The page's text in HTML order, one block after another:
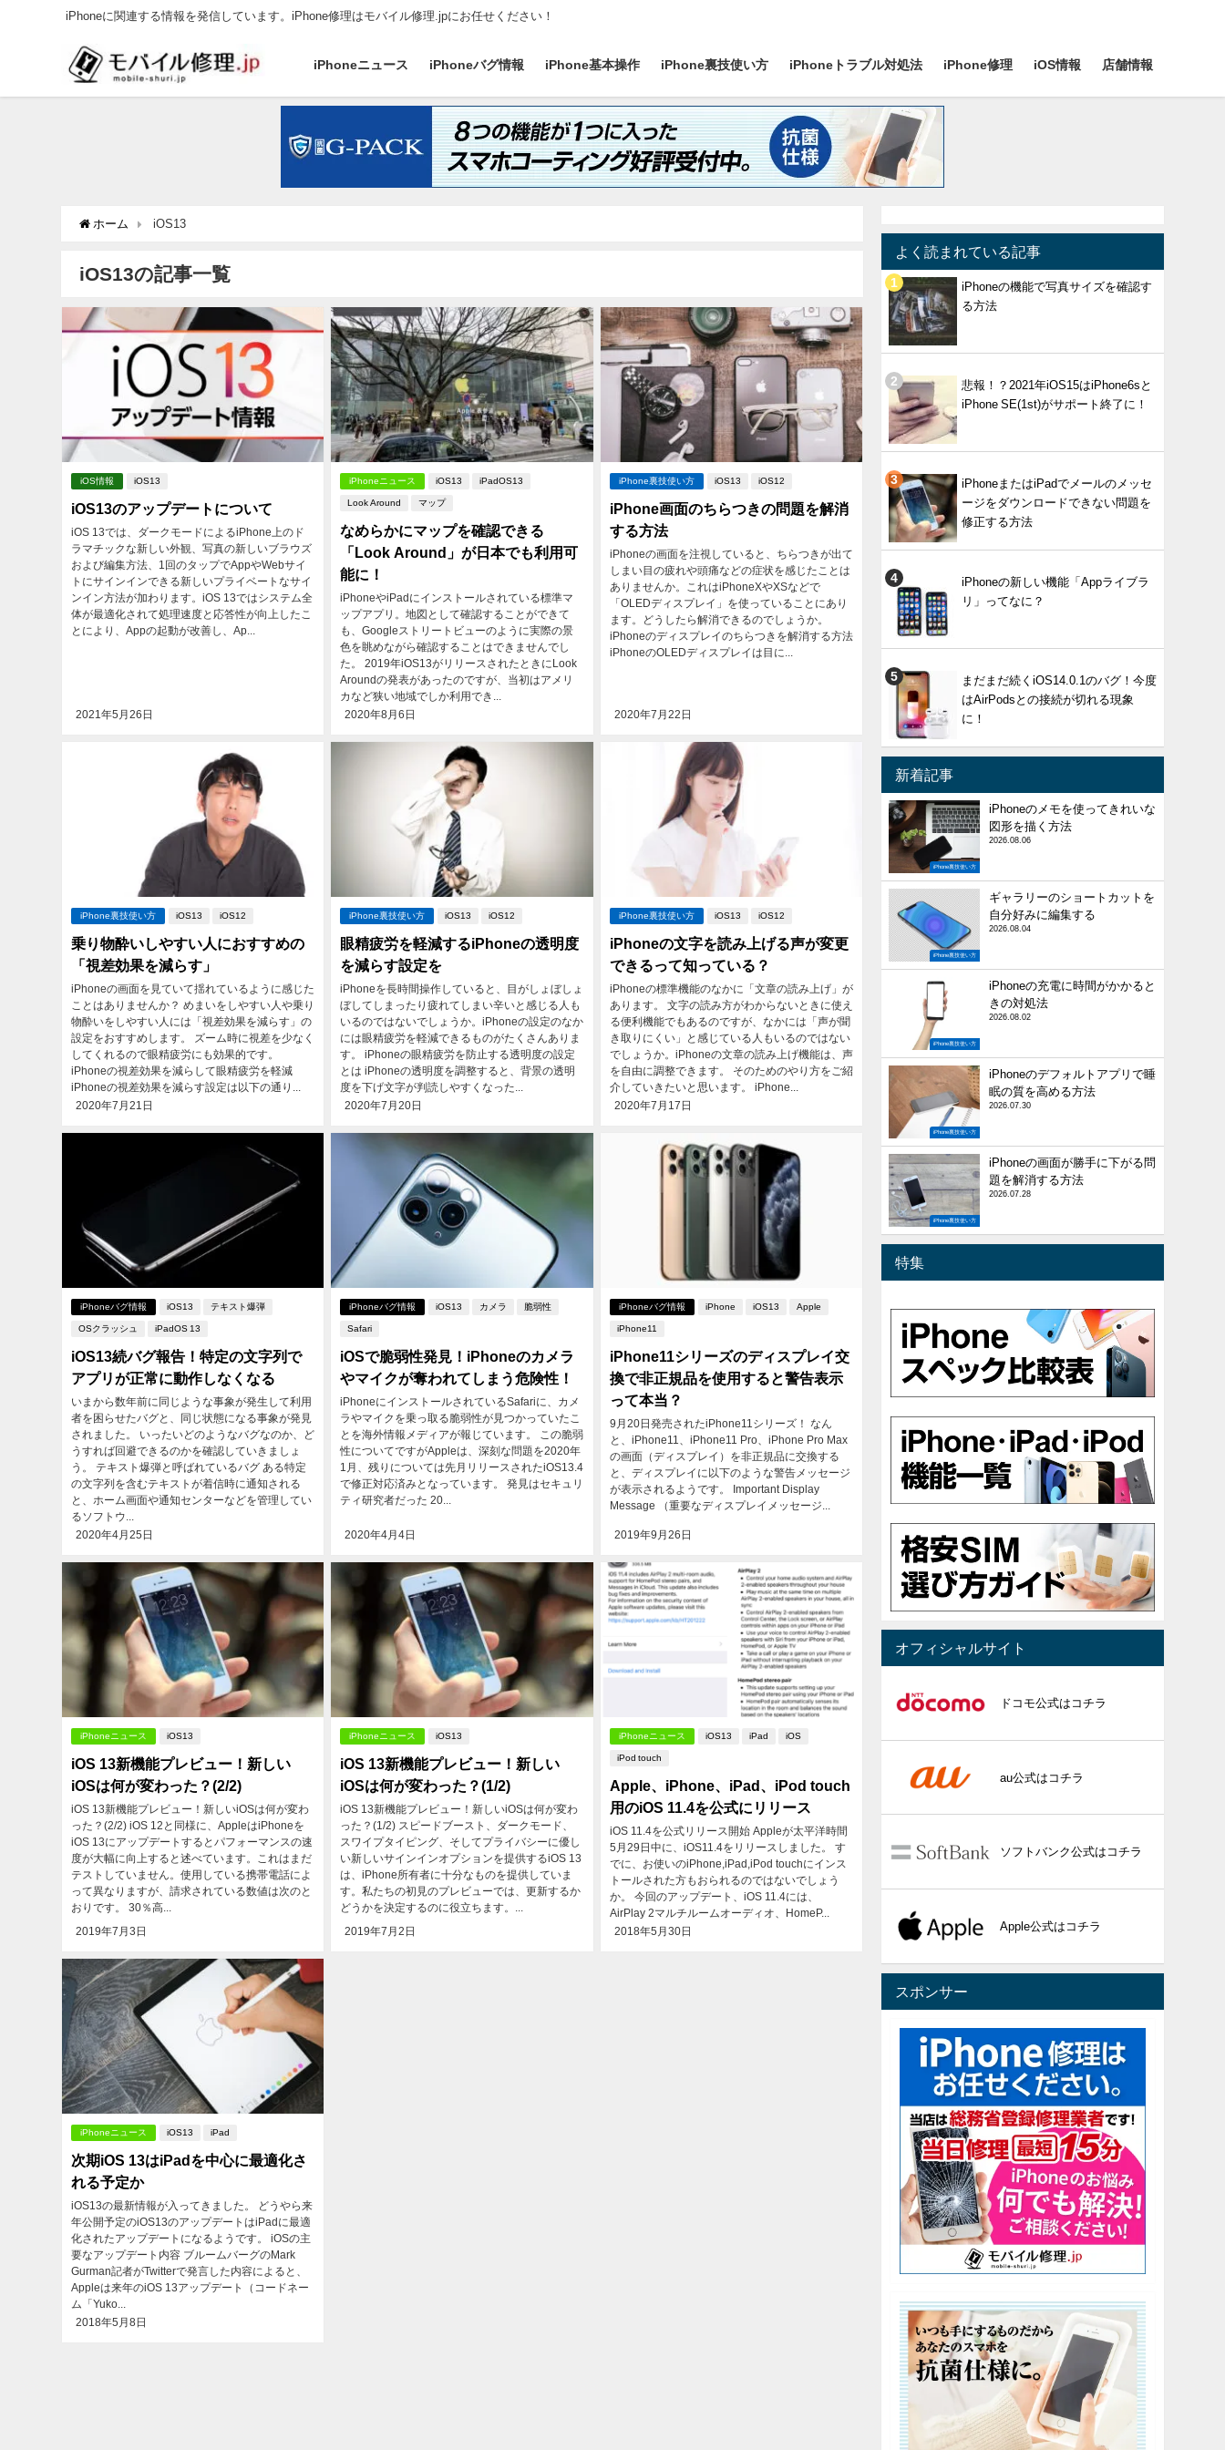
iPhoneに関連する情報を発信しています。iPhone修理はモバイル修理.jpにお任せください！
iPhoneニュース iPhoneバグ情報 iPhone基本操作 iPhone裏技使い方 iPhoneトラブル対処法 iPhone修理 iOS情報 店舗情報
ホーム iOS13
iOS13の記事一覧
iOS情報 iOS13
iOS13のアップデートについて
iOS 13では、ダークモードによるiPhone上のド
ラマチックな新しい外観、写真の新しいブラウズ
および編集方法、1回のタップでAppやWebサイ
トにサインインできる新しいプライベートなサイ
ンイン方法が加わります。iOS 13ではシステム全
体が最適化されて処理速度と応答性が向上したこ
とにより、Appの起動が改善し、Ap...
2021年5月26日
iPhoneニュース iOS13 iPadOS13
Look Around マップ
なめらかにマップを確認できる
「Look Around」が日本でも利用可
能に！
iPhoneやiPadにインストールされている標準マ
ップアプリ。地図として確認することができて
も、Googleストリートビューのように実際の景
色を眺めながら確認することはできませんでし
た。 2019年iOS13がリリースされたときにLook
Aroundの発表があったのですが、当初はアメリ
カなど狭い地域でしか利用でき...
2020年8月6日
iPhone裏技使い方 iOS13 iOS12
iPhone画面のちらつきの問題を解消
する方法
iPhoneの画面を注視していると、ちらつきが出て
しまい目の疲れや頭痛などの症状を感じたことは
ありませんか。これはiPhoneXやXSなどで
「OLEDディスプレイ」を使っていることにあり
ます。どうしたら解消できるのでしょうか。
iPhoneのディスプレイのちらつきを解消する方法
iPhoneのOLEDディスプレイは目に...
2020年7月22日
iPhone裏技使い方 iOS13 iOS12
乗り物酔いしやすい人におすすめの
「視差効果を減らす」
iPhoneの画面を見ていて揺れているように感じた
ことはありませんか？ めまいをしやすい人や乗り
物酔いをしやすい人には「視差効果を減らす」の
設定をおすすめします。 ズーム時に視差を少なく
してくれるので眼精疲労にも効果的です。
iPhoneの視差効果を減らして眼精疲労を軽減
iPhoneの視差効果を減らす設定は以下の通り...
2020年7月21日
iPhone裏技使い方 iOS13 iOS12
眼精疲労を軽減するiPhoneの透明度
を減らす設定を
iPhoneを長時間操作していると、目がしょぼしょ
ぼしてしまったり疲れてしまい辛いと感じる人も
いるのではないでしょうか。iPhoneの設定のなか
には眼精疲労を軽減できるものがたくさんありま
す。 iPhoneの眼精疲労を防止する透明度の設定
とは iPhoneの透明度を調整すると、背景の透明
度を下げ文字が判読しやすくなった...
2020年7月20日
iPhone裏技使い方 iOS13 iOS12
iPhoneの文字を読み上げる声が変更
できるって知っている？
iPhoneの標準機能のなかに「文章の読み上げ」が
あります。 文字の読み方がわからないときに使え
る便利機能でもあるのですが、なかには「声が聞
き取りにくい」と感じている人もいるのではない
でしょうか。iPhoneの文章の読み上げ機能は、声
を自由に調整できます。 そのためのやり方をご紹
介していきたいと思います。 iPhone...
2020年7月17日
iPhoneバグ情報 iOS13 テキスト爆弾
OSクラッシュ iPadOS 13
iOS13続バグ報告！特定の文字列で
アプリが正常に動作しなくなる
いまから数年前に同じような事象が発生して利用
者を困らせたバグと、同じ状態になる事象が発見
されました。 いったいどのようなバグなのか、ど
うすれば回避できるのかを確認していきましょ
う。 テキスト爆弾と呼ばれているバグ ある特定
の文字列を含むテキストが着信時に通知される
と、ホーム画面や通知センターなどを管理してい
るソフトウ...
2020年4月25日
iPhoneバグ情報 iOS13 カメラ 脆弱性
Safari
iOSで脆弱性発見！iPhoneのカメラ
やマイクが奪われてしまう危険性！
iPhoneにインストールされているSafariに、カメ
ラやマイクを乗っ取る脆弱性が見つかっていたこ
とを海外情報メディアが報じています。 この脆弱
性についてですがAppleは、深刻な問題を2020年
1月、残りについては先月リリースされたiOS13.4
で修正対応済みとなっています。 発見はセキュリ
ティ研究者だった 20...
2020年4月4日
iPhoneバグ情報 iPhone iOS13 Apple
iPhone11
iPhone11シリーズのディスプレイ交
換で非正規品を使用すると警告表示
って本当？
9月20日発売されたiPhone11シリーズ！ なん
と、iPhone11、iPhone11 Pro、iPhone Pro Max
の画面（ディスプレイ）を非正規品に交換する
と、ディスプレイに以下のような警告メッセージ
が表示されるようです。 Important Display
Message （重要なディスプレイメッセージ...
2019年9月26日
iPhoneニュース iOS13
iOS 13新機能プレビュー！新しい
iOSは何が変わった？(2/2)
iOS 13新機能プレビュー！新しいiOSは何が変わ
った？(2/2) iOS 12と同様に、AppleはiPhoneを
iOS 13にアップデートするとパフォーマンスの速
度が大幅に向上すると述べています。これはまだ
テストしていません。使用している携帯電話によ
って異なりますが、請求されている数値は次のと
おりです。 30％高...
2019年7月3日
iPhoneニュース iOS13
iOS 13新機能プレビュー！新しい
iOSは何が変わった？(1/2)
iOS 13新機能プレビュー！新しいiOSは何が変わ
った？(1/2) スピードブースト、ダークモード、
スワイプタイピング、そしてプライバシーに優し
い新しいサインインオプションを提供するiOS 13
は、iPhone所有者に十分なものを提供していま
す。私たちの初見のプレビューでは、更新するか
どうかを決定するのに役立ちます。...
2019年7月2日
iPhoneニュース iOS13 iPad iOS
iPod touch
Apple、iPhone、iPad、iPod touch
用のiOS 11.4を公式にリリース
iOS 11.4を公式リリース開始 Appleが太平洋時間
5月29日中に、iOS11.4をリリースしました。 す
でに、お使いのiPhone,iPad,iPod touchにインス
トールされた方もおられるのではないでしょう
か。 今回のアップデート、iOS 11.4には、
AirPlay 2マルチルームオーディオ、HomeP...
2018年5月30日
iPhoneニュース iOS13 iPad
次期iOS 13はiPadを中心に最適化さ
れる予定か
iOS13の最新情報が入ってきました。 どうやら来
年公開予定のiOS13のアップデートはiPadに最適
化されたアップデートになるようです。 iOSの主
要なアップデート内容 ブルームバーグのMark
Gurman記者がTwitterで発言した内容によると、
Appleは来年のiOS 13アップデート（コードネー
ム「Yuko...
2018年5月8日
よく読まれている記事
iPhoneの機能で写真サイズを確認す
る方法
悲報！？2021年iOS15はiPhone6sと
iPhone SE(1st)がサポート終了に！
iPhoneまたはiPadでメールのメッセ
ージをダウンロードできない問題を
修正する方法
iPhoneの新しい機能「Appライブラ
リ」ってなに？
まだまだ続くiOS14.0.1のバグ！今度
はAirPodsとの接続が切れる現象
に！
新着記事
iPhone裏技使い方
iPhoneのメモを使ってきれいな
図形を描く方法
2026.08.06
iPhone裏技使い方
ギャラリーのショートカットを
自分好みに編集する
2026.08.04
iPhone裏技使い方
iPhoneの充電に時間がかかると
きの対処法
2026.08.02
iPhone裏技使い方
iPhoneのデフォルトアプリで睡
眠の質を高める方法
2026.07.30
iPhone裏技使い方
iPhoneの画面が勝手に下がる問
題を解消する方法
2026.07.28
特集
オフィシャルサイト
ドコモ公式はコチラ
au公式はコチラ
ソフトバンク公式はコチラ
Apple公式はコチラ
スポンサー